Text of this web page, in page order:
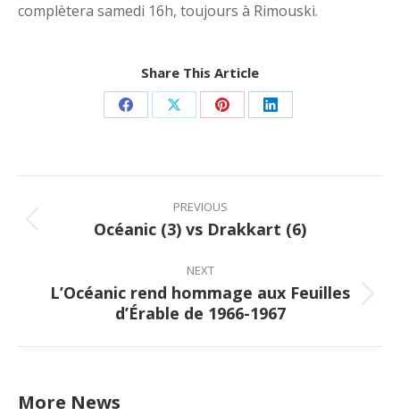
complètera samedi 16h, toujours à Rimouski.
Share This Article
Share
Facebook
Share
X
Share
Pinterest
Share
LinkedIn
navigation
PREVIOUS
Previous
Océanic (3) vs Drakkart (6)
NEXT
Next
post:
L’Océanic rend hommage aux Feuilles
d’Érable de 1966-1967
More News